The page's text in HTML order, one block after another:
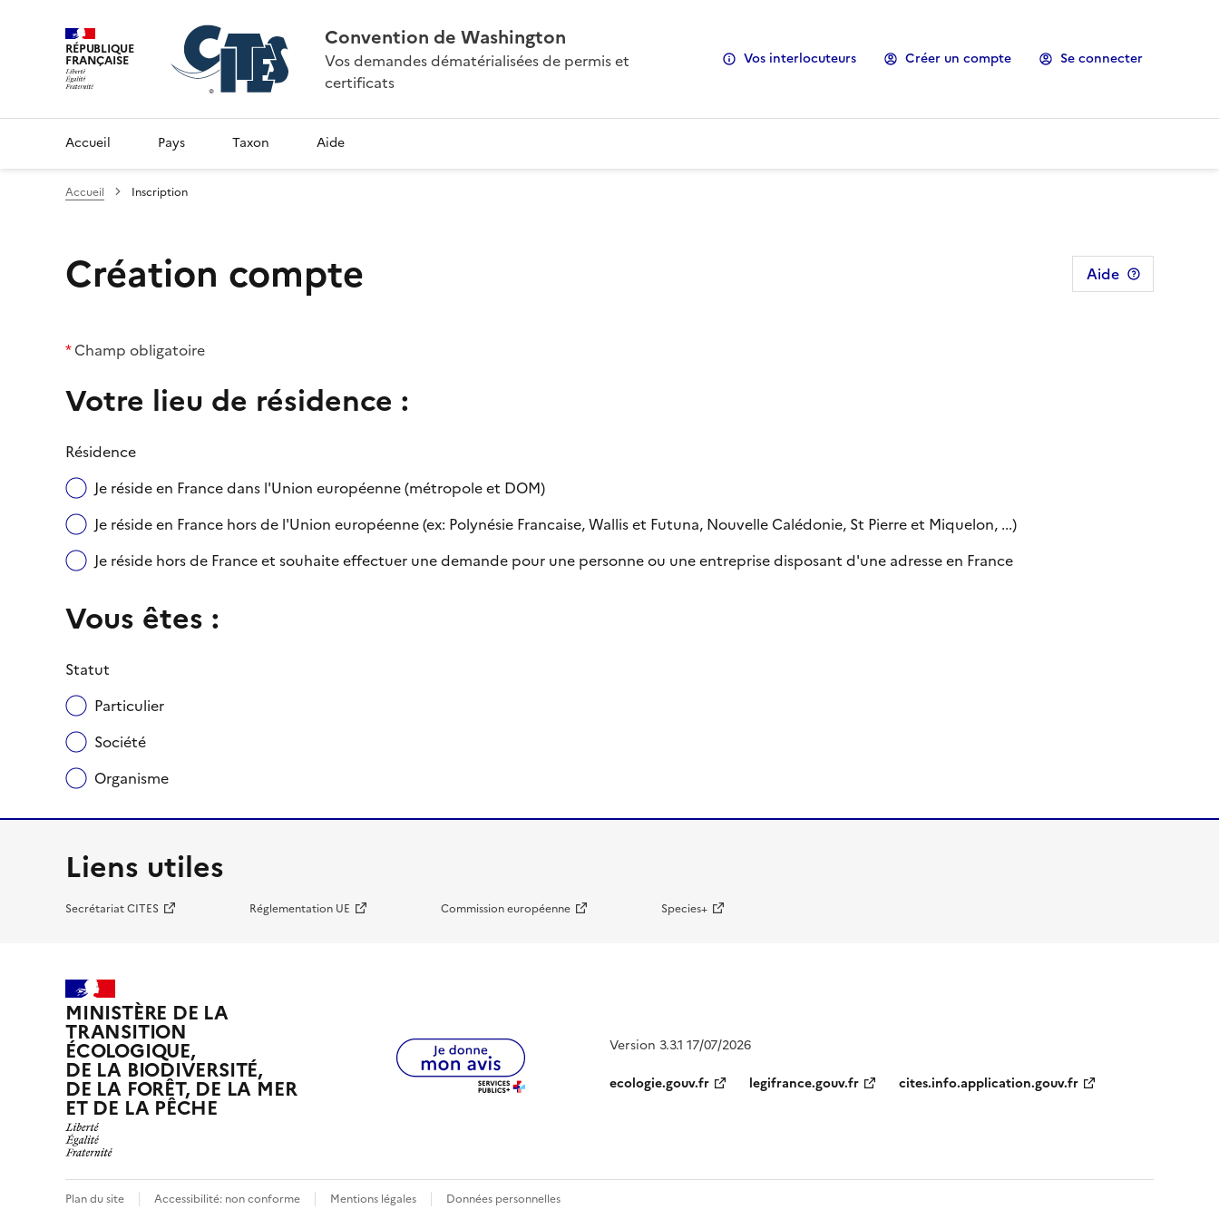
RÉPUBLIQUE
FRANÇAISE
Convention de Washington
Vos demandes dématérialisées de permis et
certificats
Vos interlocuteurs Créer un compte Se connecter
Accueil Pays Taxon Aide
Accueil Inscription
Création compte Aide
*Champ obligatoire
Votre lieu de résidence :
Résidence
Je réside en France dans l'Union européenne (métropole et DOM)
Je réside en France hors de l'Union européenne (ex: Polynésie Francaise, Wallis et Futuna, Nouvelle Calédonie, St Pierre et Miquelon, ...)
Je réside hors de France et souhaite effectuer une demande pour une personne ou une entreprise disposant d'une adresse en France
Vous êtes :
Statut
Particulier
Société
Organisme
Liens utiles
Secrétariat CITES Réglementation UE Commission européenne Species+
MINISTÈRE DE LA
TRANSITION
ÉCOLOGIQUE,
DE LA BIODIVERSITÉ,
DE LA FORÊT, DE LA MER
ET DE LA PÊCHE
Version 3.3.1 17/07/2026
ecologie.gouv.fr
legifrance.gouv.fr cites.info.application.gouv.fr
Plan du site Accessibilité: non conforme Mentions légales Données personnelles